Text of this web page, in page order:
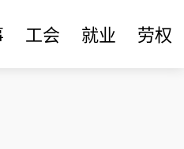
工会 就业 劳权